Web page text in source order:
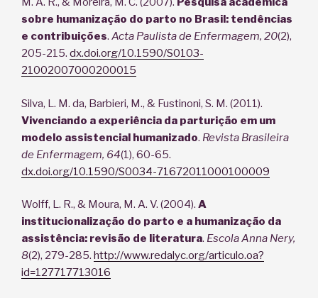
sobre humanização do parto no Brasil: tendências
e contribuições. Acta Paulista de Enfermagem, 20(2),
205-215. dx.doi.org/10.1590/S0103-
21002007000200015
Silva, L. M. da, Barbieri, M., & Fustinoni, S. M. (2011).
Vivenciando a experiência da parturição em um
modelo assistencial humanizado. Revista Brasileira
de Enfermagem, 64(1), 60-65.
dx.doi.org/10.1590/S0034-71672011000100009
Wolff, L. R., & Moura, M. A. V. (2004). A
institucionalização do parto e a humanização da
assistência: revisão de literatura. Escola Anna Nery,
8(2), 279-285. http://www.redalyc.org/articulo.oa?
id=127717713016